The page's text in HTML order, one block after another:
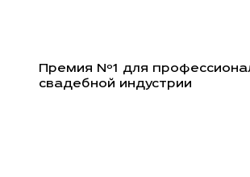
Премия Nº1 для
свадебной индустрии